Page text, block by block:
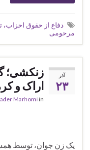
دفاع از حقوق
مرحومی
آذر
۲۳
زنکشی؛
اراک و
Marhomiin
یک زن جوان، توسط